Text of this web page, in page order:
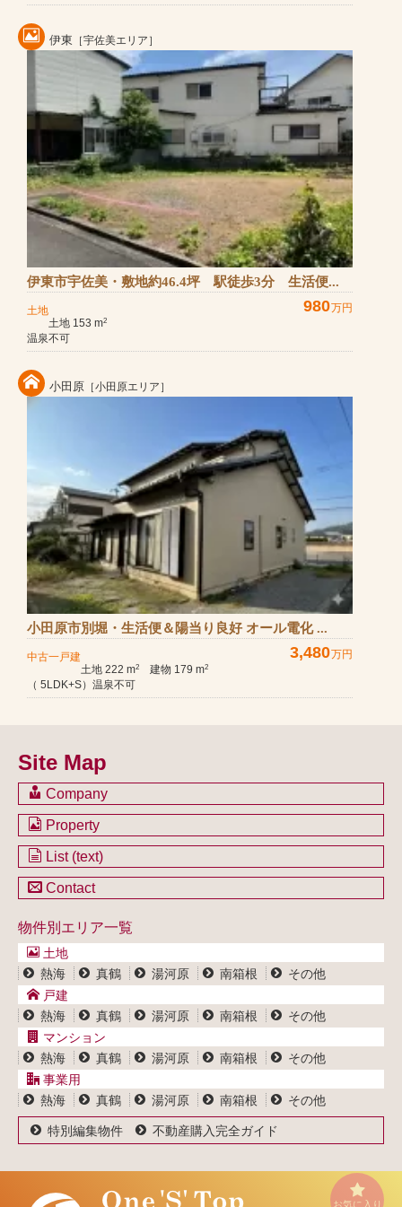
伊東 ［宇佐美エリア］
伊東市宇佐美・敷地約46.4坪 駅徒歩3分 生活便...
土地 980万円
土地 153 m2
温泉不可
小田原 ［小田原エリア］
小田原市別堀・生活便＆陽当り良好 オール電化 ...
中古一戸建 3,480万円
土地 222 m2 建物 179 m2
（ 5LDK+S）温泉不可
Site Map
Company
会社のご案内
不動産を売却したい方
不動産買取システム
Property
土地一覧
マンション一覧
事業用物件一覧
List (text)
土地一覧
マンション一覧
事業用物件一覧
Contact
ブログ
プライバシーポリシー
サイトポリシー
物件別エリア一覧
土地
熱海
真鶴 湯河原 南箱根
その他
戸建
熱海
真鶴 湯河原 南箱根
その他
マンション
熱海
真鶴 湯河原 南箱根
その他
事業用
熱海
真鶴 湯河原 南箱根 その他
特別編集物件 不動産購入完全ガイド
お気に入り